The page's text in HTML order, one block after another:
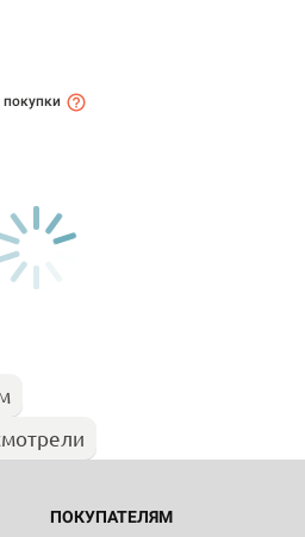
ПОКУПАТЕЛЯМ